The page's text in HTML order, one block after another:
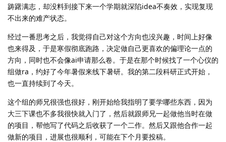
踌躇满志，却没料到接下来一个学期就深陷idea不奏效，实现复现
不出来的难产状态。
经过一番思考之后，我觉得自己对这个方向也没兴趣，时间上好像
也来得及，于是寒假彻底跑路，决定做自己更喜欢的偏理论一点的
方向，同时也不会像ai申请那么卷。于是在那个时候找了一个心仪的
组做ra，约好了今年暑假来线下暑研。我的第二段科研正式开始，
也一直持续到了今天。
这个组的师兄很强也很好，刚开始给我指明了要学哪些东西，因为
大三下课也不多我很快就入门了，然后就跟师兄一起做他当时在做
的项目，帮他写了代码之后收获了一个二作。然后又跟他合作一起
做新的项目，进展也很顺利，可能在下个月要投稿。